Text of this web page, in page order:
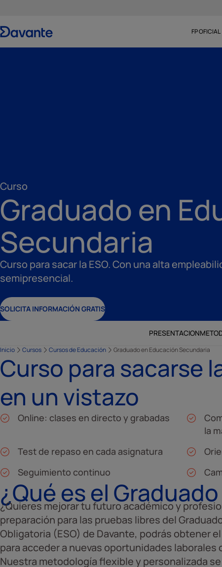
FP OFICIAL
Curso
Graduado en
Secundaria
Curso para sacar la ESO. Con una alta
semipresencial.
SOLICITA INFORMACIÓN GRATIS
PRESENTACION
Inicio Cursos Cursos de Educación Graduado en Educación Secundaria
Curso para sacarse
en un vistazo
Online: clases en directo y grabadas
la
Test de repaso en cada asignatura
Seguimiento continuo
¿Qué es el Graduado
¿Quieres mejorar tu futuro académico y
preparación para las pruebas libres del
Obligatoria (ESO) de Davante, podrás obtener
para acceder a nuevas oportunidades
Nuestra metodología flexible y personalizada